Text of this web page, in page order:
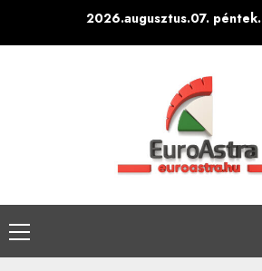
2026.augusztus.07. péntek.
Primary
Menu